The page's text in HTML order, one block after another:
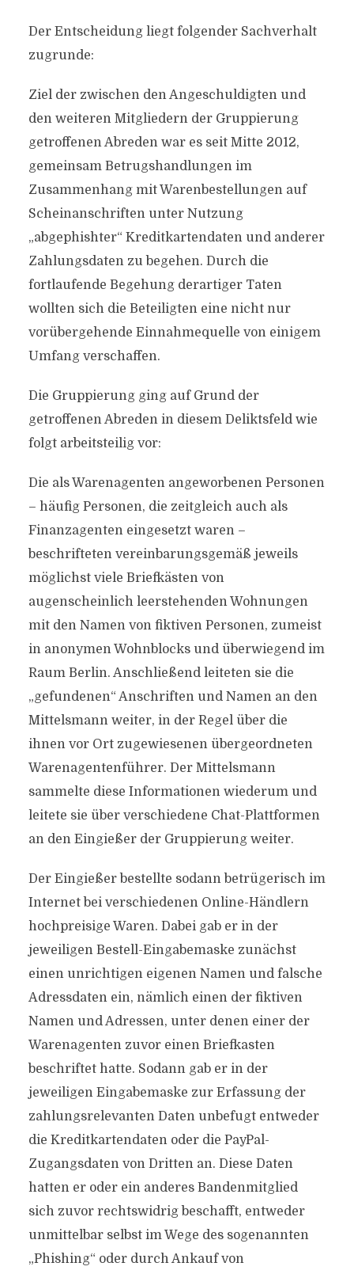
Der Entscheidung liegt folgender Sachverhalt
zugrunde:
Ziel der zwischen den Angeschuldigten und
den weiteren Mitgliedern der Gruppierung
getroffenen Abreden war es seit Mitte 2012,
gemeinsam Betrugshandlungen im
Zusammenhang mit Warenbestellungen auf
Scheinanschriften unter Nutzung
„abgephishter“ Kreditkartendaten und anderer
Zahlungsdaten zu begehen. Durch die
fortlaufende Begehung derartiger Taten
wollten sich die Beteiligten eine nicht nur
vorübergehende Einnahmequelle von einigem
Umfang verschaffen.
Die Gruppierung ging auf Grund der
getroffenen Abreden in diesem Deliktsfeld wie
folgt arbeitsteilig vor:
Die als Warenagenten angeworbenen Personen
– häufig Personen, die zeitgleich auch als
Finanzagenten eingesetzt waren –
beschrifteten vereinbarungsgemäß jeweils
möglichst viele Briefkästen von
augenscheinlich leerstehenden Wohnungen
mit den Namen von fiktiven Personen, zumeist
in anonymen Wohnblocks und überwiegend im
Raum Berlin. Anschließend leiteten sie die
„gefundenen“ Anschriften und Namen an den
Mittelsmann weiter, in der Regel über die
ihnen vor Ort zugewiesenen übergeordneten
Warenagentenführer. Der Mittelsmann
sammelte diese Informationen wiederum und
leitete sie über verschiedene Chat-Plattformen
an den Eingießer der Gruppierung weiter.
Der Eingießer bestellte sodann betrügerisch im
Internet bei verschiedenen Online-Händlern
hochpreisige Waren. Dabei gab er in der
jeweiligen Bestell-Eingabemaske zunächst
einen unrichtigen eigenen Namen und falsche
Adressdaten ein, nämlich einen der fiktiven
Namen und Adressen, unter denen einer der
Warenagenten zuvor einen Briefkasten
beschriftet hatte. Sodann gab er in der
jeweiligen Eingabemaske zur Erfassung der
zahlungsrelevanten Daten unbefugt entweder
die Kreditkartendaten oder die PayPal-
Zugangsdaten von Dritten an. Diese Daten
hatten er oder ein anderes Bandenmitglied
sich zuvor rechtswidrig beschafft, entweder
unmittelbar selbst im Wege des sogenannten
„Phishing“ oder durch Ankauf von